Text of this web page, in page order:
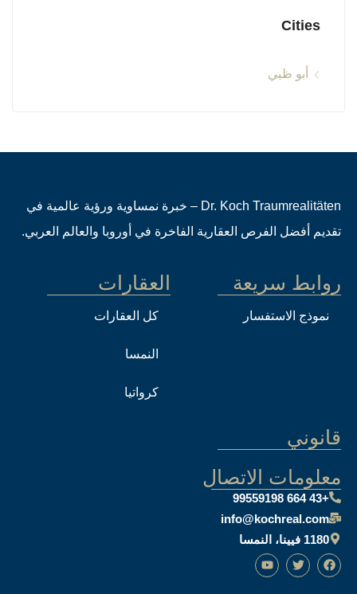
Cities
أبو ظبي
Dr. Koch Traumrealitäten – خبرة نمساوية ورؤية عالمية في
تقديم أفضل الفرص العقارية الفاخرة في أوروبا والعالم العربي.
روابط سريعة
نموذج الاستفسار
العقارات
كل العقارات
النمسا
كرواتيا
قانوني
معلومات الاتصال
+43 664 99559198
info@kochreal.com
1180 فيينا، النمسا